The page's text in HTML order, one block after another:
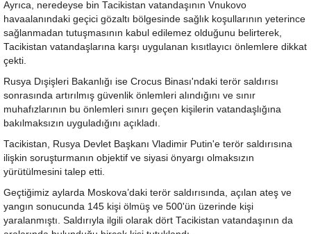
Ayrıca, neredeyse bin Tacikistan vatandaşının Vnukovo
havaalanındaki geçici gözaltı bölgesinde sağlık koşullarının yeterince
sağlanmadan tutuşmasının kabul edilemez olduğunu belirterek,
Tacikistan vatandaşlarına karşı uygulanan kısıtlayıcı önlemlere dikkat
çekti.
Rusya Dışişleri Bakanlığı ise Crocus Binası'ndaki terör saldırısı
sonrasında artırılmış güvenlik önlemleri alındığını ve sınır
muhafızlarının bu önlemleri sınırı geçen kişilerin vatandaşlığına
bakılmaksızın uyguladığını açıkladı.
Tacikistan, Rusya Devlet Başkanı Vladimir Putin'e terör saldırısına
ilişkin soruşturmanın objektif ve siyasi önyargı olmaksızın
yürütülmesini talep etti.
Geçtiğimiz aylarda Moskova’daki terör saldırısında, açılan ateş ve
yangın sonucunda 145 kişi ölmüş ve 500'ün üzerinde kişi
yaralanmıştı. Saldırıyla ilgili olarak dört Tacikistan vatandaşının da